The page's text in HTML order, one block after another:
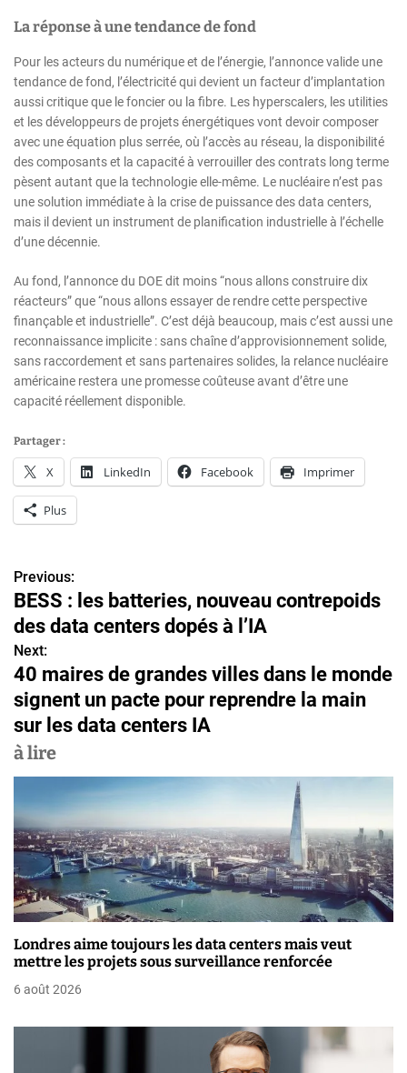
La réponse à une tendance de fond
Pour les acteurs du numérique et de l’énergie, l’annonce valide une
tendance de fond, l’électricité qui devient un facteur d’implantation
aussi critique que le foncier ou la fibre. Les hyperscalers, les utilities
et les développeurs de projets énergétiques vont devoir composer
avec une équation plus serrée, où l’accès au réseau, la disponibilité
des composants et la capacité à verrouiller des contrats long terme
pèsent autant que la technologie elle-même. Le nucléaire n’est pas
une solution immédiate à la crise de puissance des data centers,
mais il devient un instrument de planification industrielle à l’échelle
d’une décennie.
Au fond, l’annonce du DOE dit moins “nous allons construire dix
réacteurs” que “nous allons essayer de rendre cette perspective
finançable et industrielle”. C’est déjà beaucoup, mais c’est aussi une
reconnaissance implicite : sans chaîne d’approvisionnement solide,
sans raccordement et sans partenaires solides, la relance nucléaire
américaine restera une promesse coûteuse avant d’être une
capacité réellement disponible.
Partager :
X LinkedIn Facebook Imprimer
Plus
N
a
v
i
g
a
i
o
n
d
e
l
’
Previous:
BESS : les batteries, nouveau contrepoids
des data centers dopés à l’IA
Next:
40 maires de grandes villes dans le monde
signent un pacte pour reprendre la main
sur les data centers IA
à lire
Londres aime toujours les data centers mais veut
mettre les projets sous surveillance renforcée
6 août 2026